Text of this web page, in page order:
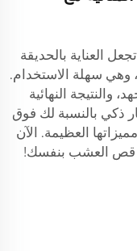
العناية بالحديقة
وهي سهلة الاستخدام.
والنتيجة النهائية
ذكي بالنسبة لك فوق
العظيمة. الآن
قص العشب بنفسك!